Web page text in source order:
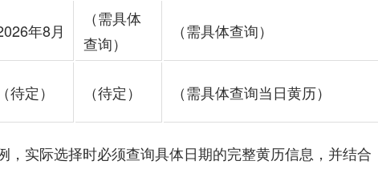
年8月
（需具体
查询）
（需具体查询）
（待定） （待定） （需具体查询当日黄历）
，实际选择时必须查询具体日期的完整黄历信息，并结合